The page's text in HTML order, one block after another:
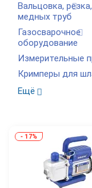
Вальцовка,
медных труб
Газосварочное
оборудование
Измерительные
Кримперы для
Ещё
- 17%